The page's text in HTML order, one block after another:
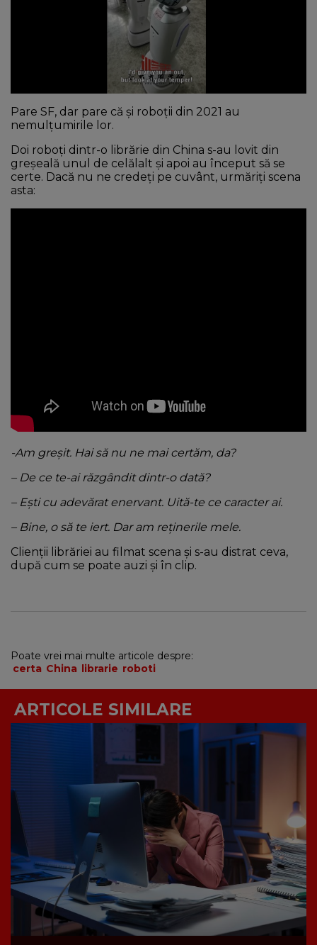
Pare SF, dar pare că și roboții din 2021 au
nemulțumirile lor.
Doi roboți dintr-o librărie din China s-au lovit din
greșeală unul de celălalt și apoi au început să se
certe. Dacă nu ne credeți pe cuvânt, urmăriți scena
asta:
-Am greșit. Hai să nu ne mai certăm, da?
– De ce te-ai răzgândit dintr-o dată?
– Ești cu adevărat enervant. Uită-te ce caracter ai.
– Bine, o să te iert. Dar am reținerile mele.
Clienții librăriei au filmat scena și s-au distrat ceva,
după cum se poate auzi și în clip.
Poate vrei mai multe articole despre:
certa China librarie roboti
ARTICOLE SIMILARE